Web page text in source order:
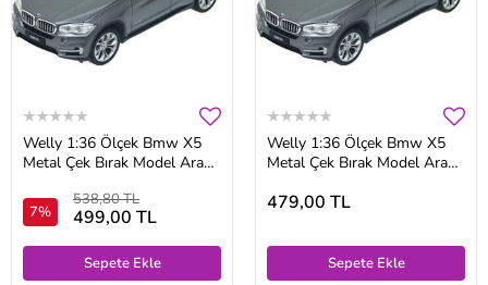
Welly 1:36 Ölçek Bmw X5
Metal Çek Bırak Model Araba
7%
538,80 TL
499,00 TL
Sepete Ekle
Welly 1:36 Ölçek Bmw X5
Metal Çek Bırak Model Araba
479,00 TL
Sepete Ekle